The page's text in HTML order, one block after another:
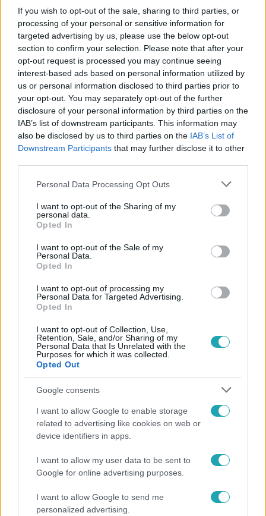
If you wish to opt-out of the sale, sharing to third parties, or
processing of your personal or sensitive information for
targeted advertising by us, please use the below opt-out
section to confirm your selection. Please note that after your
opt-out request is processed you may continue seeing
interest-based ads based on personal information utilized by
us or personal information disclosed to third parties prior to
your opt-out. You may separately opt-out of the further
disclosure of your personal information by third parties on the
IAB’s list of downstream participants. This information may
also be disclosed by us to third parties on the IAB’s List of
Downstream Participants that may further disclose it to other
Please note that this website/app uses one or more Google
not limited to your visit or usage behaviour. You may click to
grant or deny consent to Google and its third-party tags to
use your data for below specified purposes in below Google
consent section.
Personal Data Processing Opt Outs
I want to opt-out of the Sharing of my
personal data.
Opted In
I want to opt-out of the Sale of my
Personal Data.
Opted In
I want to opt-out of processing my
Personal Data for Targeted Advertising.
Opted In
I want to opt-out of Collection, Use,
Retention, Sale, and/or Sharing of my
Personal Data that Is Unrelated with the
Purposes for which it was collected.
Opted Out
Google consents
I want to allow Google to enable storage
related to advertising like cookies on web or
device identifiers in apps.
I want to allow my user data to be sent to
Google for online advertising purposes.
I want to allow Google to send me
personalized advertising.
Kövess minket, és értesülj a friss hírekről a
Facebookon is!
Követem
AZ ÁLOMMELÓ # ADÁSRÉSZLETEK AZ ÁLOMMELÓ
#VIDEÓ
BELSŐ SZILVESZTER PÉTER # GOMBÁR BETTINA
FESZÜLTSÉG
JÓTÉKONYSÁG # PLÜSS #KAMPÁNY
ÖSSZEFOGLALÓ
Népszerű